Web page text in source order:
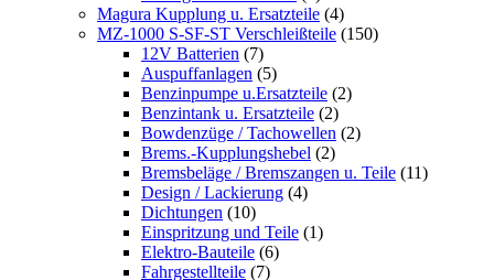
Magura Kupplung u. Ersatzteile (4)
MZ-1000 S-SF-ST Verschleißteile (150)
12V Batterien (7)
Auspuffanlagen (5)
Benzinpumpe u.Ersatzteile (2)
Benzintank u. Ersatzteile (2)
Bowdenzüge / Tachowellen (2)
Brems.-Kupplungshebel (2)
Bremsbeläge / Bremszangen u. Teile (11)
Design / Lackierung (4)
Dichtungen (10)
Einspritzung und Teile (1)
Elektro-Bauteile (6)
Fahrgestellteile (7)